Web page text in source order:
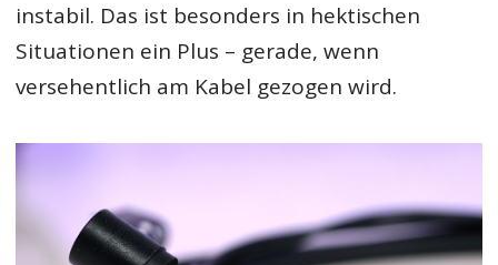
instabil. Das ist besonders in hektischen
Situationen ein Plus – gerade, wenn
versehentlich am Kabel gezogen wird.